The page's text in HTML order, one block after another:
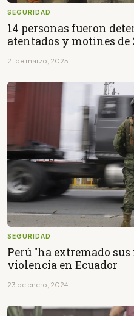
SEGURIDAD
14 personas fueron
atentados y motines de
21 de marzo, 2025
SEGURIDAD
Perú "ha extremado
violencia en Ecuador
23 de enero, 2024